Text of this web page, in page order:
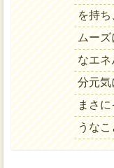
を持
ムー
なエ
分元気
まさ
うなこ